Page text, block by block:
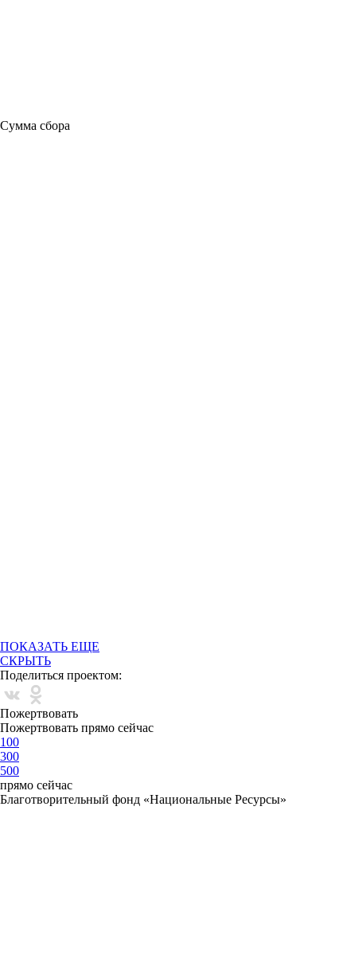
Сумма сбора
ПОКАЗАТЬ ЕЩЕ
СКРЫТЬ
Поделиться проектом:
Пожертвовать
Пожертвовать прямо сейчас
100
300
500
прямо сейчас
Благотворительный фонд «Национальные Ресурсы»